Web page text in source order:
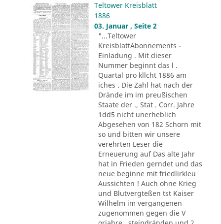
Teltower Kreisblatt
1886
03. Januar , Seite 2
"...Teltower
KreisblattAbonnements -
Einladung . Mit dieser
Nummer beginnt das l .
Quartal pro kllcht 1886 am
iches . Die Zahl hat nach der
Drände im im preußischen
Staate der ., Stat . Corr. Jahre
1dd5 nicht unerheblich
Abgesehen von 182 Schorn mit
so und bitten wir unsere
verehrten Leser die
Erneuerung auf Das alte Jahr
hat in Frieden gerndet und das
neue beginne mit friedlirkleu
Aussichten ! Auch ohne Krieg
und Blutvergteßen tst Kaiser
Wilhelm im vergangenen
zugenommen gegen die V